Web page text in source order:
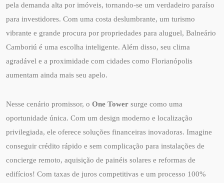
pela demanda alta por imóveis, tornando-se um verdadeiro paraíso
para investidores. Com uma costa deslumbrante, um turismo
vibrante e grande procura por propriedades para aluguel, Balneário
Camboriú é uma escolha inteligente. Além disso, seu clima
agradável e a proximidade com cidades como Florianópolis
aumentam ainda mais seu apelo.
Nesse cenário promissor, o One Tower surge como uma
oportunidade única. Com um design moderno e localização
privilegiada, ele oferece soluções financeiras inovadoras. Imagine
conseguir crédito rápido e sem complicação para instalações de
concierge remoto, aquisição de painéis solares e reformas de
edifícios! Com taxas de juros competitivas e um processo 100%